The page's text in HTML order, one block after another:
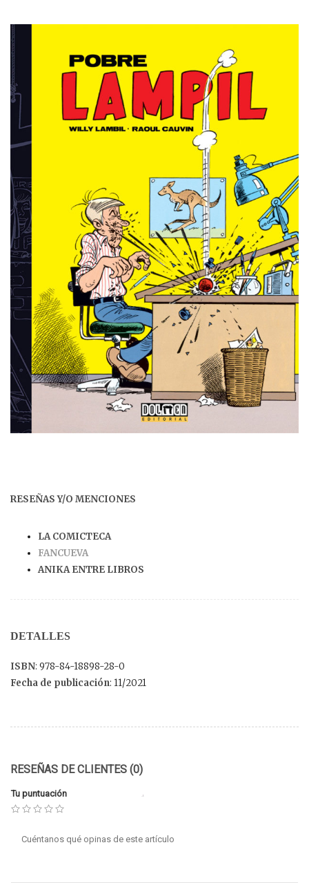
RESEÑAS Y/O MENCIONES
LA COMICTECA
FANCUEVA
ANIKA ENTRE LIBROS
DETALLES
ISBN: 978-84-18898-28-0
Fecha de publicación: 11/2021
RESEÑAS DE CLIENTES (0)
Tu puntuación